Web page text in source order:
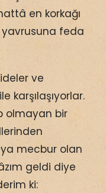
en korkağı
feda
ve
karşılaşıyorlar.
olmayan bir
mecbur olan
geldi diye
ki: